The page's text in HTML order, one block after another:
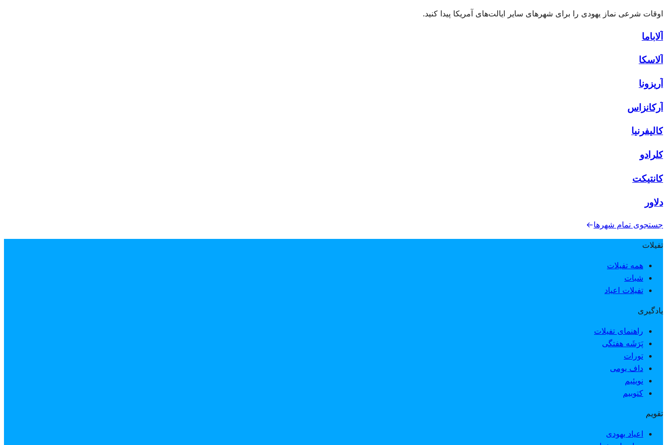
اوقات شرعی نماز یهودی را برای شهرهای سایر ایالت‌های آمریکا پیدا کنید.
آلاباما
آلاسکا
آریزونا
آرکانزاس
کالیفرنیا
کلرادو
کانتیکت
دلاور
جستجوی تمام شهرها→
تفیلات
همه تفیلات
شبات
تفیلات اعیاد
یادگیری
راهنمای تفیلات
پَرَشَه هفتگی
تورات
داف یومی
نویئیم
کتوبیم
تقویم
اعیاد یهودی